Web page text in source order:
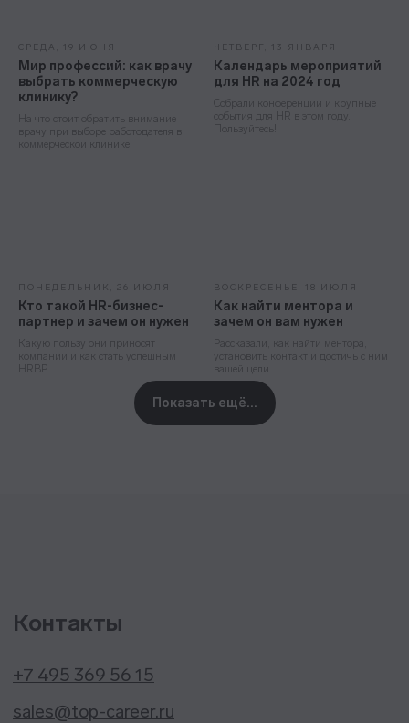
СРЕДА, 19 ИЮНЯ
Мир профессий: как врачу
выбрать коммерческую
клинику?
На что стоит обратить внимание
врачу при выборе работодателя в
коммерческой клинике.
ЧЕТВЕРГ, 13 ЯНВАРЯ
Календарь мероприятий
для HR на 2024 год
Собрали конференции и крупные
события для HR в этом году.
Пользуйтесь!
ПОНЕДЕЛЬНИК, 26 ИЮЛЯ
Кто такой HR-бизнес-
партнер и зачем он нужен
Какую пользу они приносят
компании и как стать успешным
HRBP
ВОСКРЕСЕНЬЕ, 18 ИЮЛЯ
Как найти ментора и
зачем он вам нужен
Рассказали, как найти ментора,
установить контакт и достичь с ним
вашей цели
Показать ещё...